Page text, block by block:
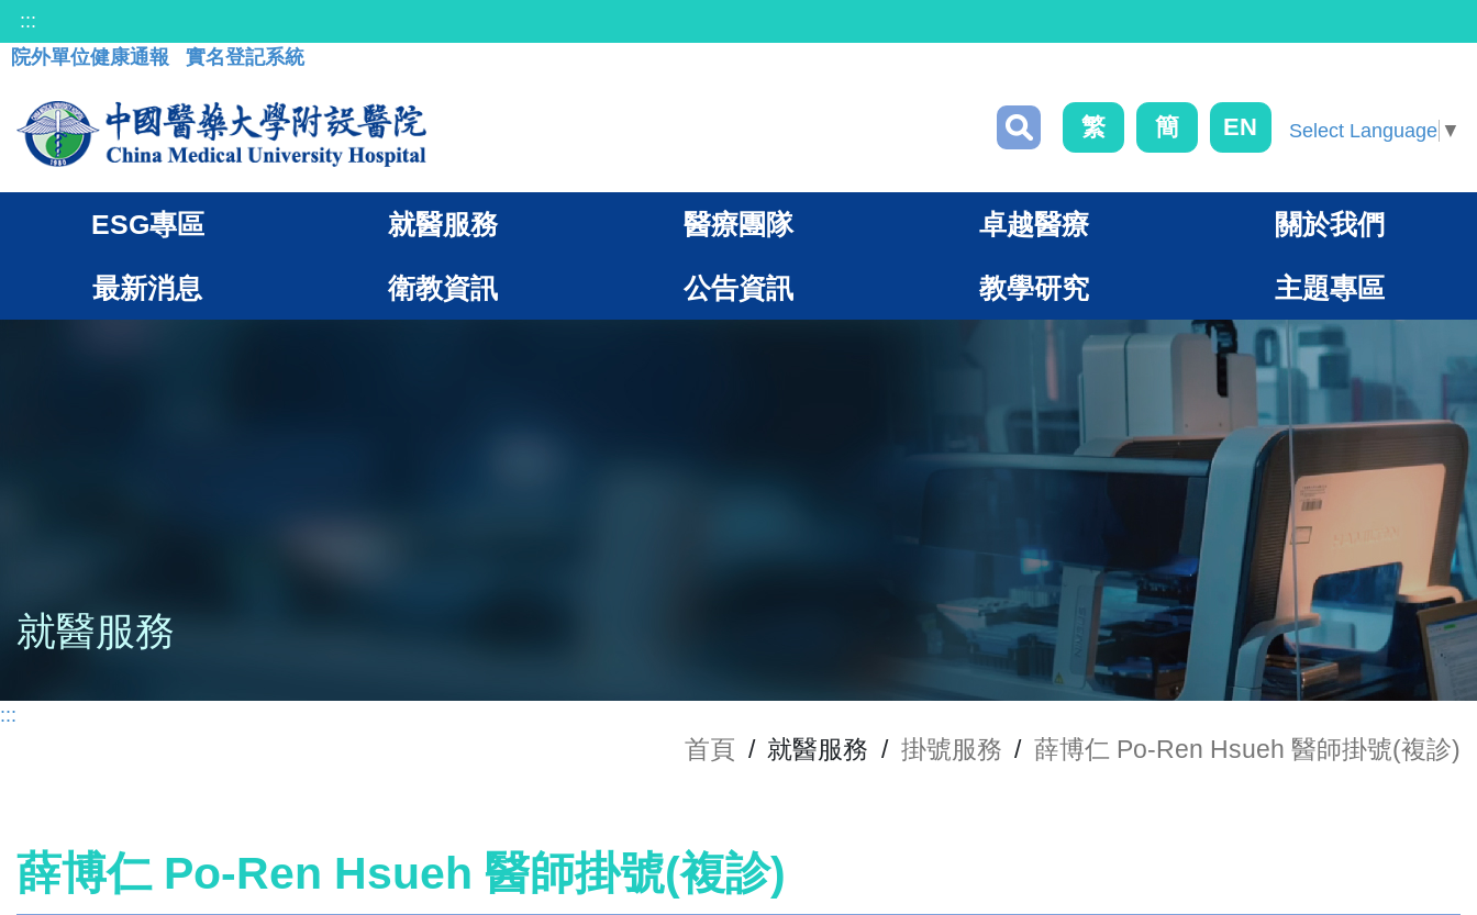
:::
院外單位健康通報
實名登記系統
繁 簡 EN Select Language ▼
ESG專區 就醫服務 醫療團隊 卓越醫療 關於我們
最新消息 衛教資訊 公告資訊 教學研究 主題專區
就醫服務
:::
首頁 / 就醫服務 / 掛號服務 / 薛博仁 Po-Ren Hsueh 醫師掛號(複診)
薛博仁 Po-Ren Hsueh 醫師掛號(複診)